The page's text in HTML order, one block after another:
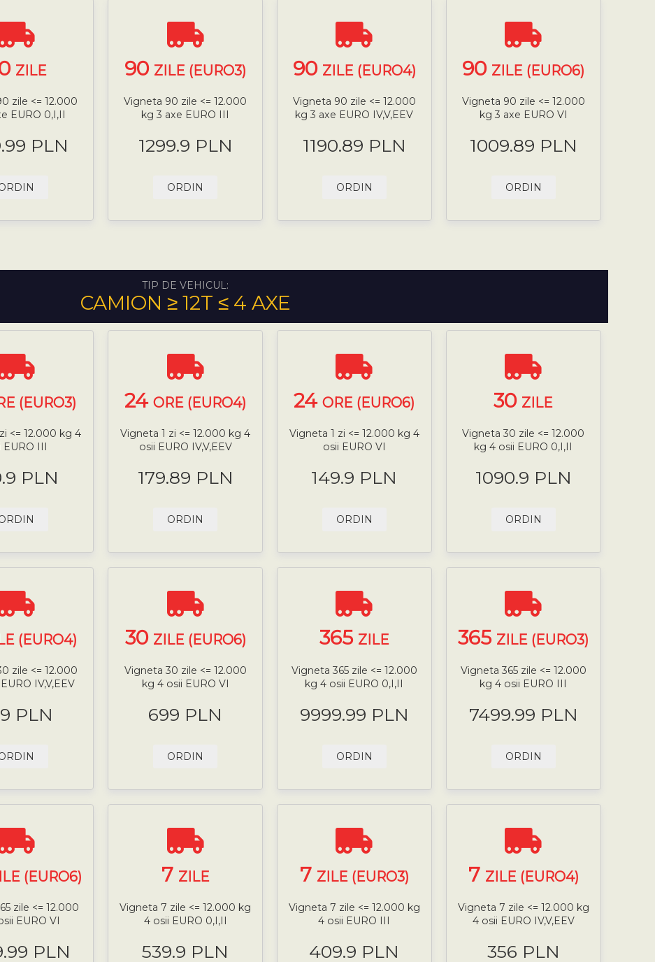
ZILE
zile <= 12.000
EURO 0,I,II
PLN
90 ZILE (EURO3)
Vigneta 90 zile <= 12.000
kg 3 axe EURO III
1299.9 PLN
ORDIN
90 ZILE (EURO4)
Vigneta 90 zile <= 12.000
kg 3 axe EURO IV,V,EEV
1190.89 PLN
ORDIN
90 ZILE (EURO6)
Vigneta 90 zile <= 12.000
kg 3 axe EURO VI
1009.89 PLN
ORDIN
TIP DE VEHICUL:
CAMION ≥ 12T ≤ 4 AXE
(EURO3)
<= 12.000 kg 4
EURO III
PLN
24 ORE (EURO4)
Vigneta 1 zi <= 12.000 kg 4
osii EURO IV,V,EEV
179.89 PLN
ORDIN
24ORE (EURO6)
Vigneta 1 zi <= 12.000 kg 4
osii EURO VI
149.9 PLN
ORDIN
30 ZILE
Vigneta 30 zile <= 12.000
kg 4 osii EURO 0,I,II
1090.9 PLN
ORDIN
(EURO4)
zile <= 12.000
IV,V,EEV
PLN
30 ZILE (EURO6)
Vigneta 30 zile <= 12.000
kg 4 osii EURO VI
699 PLN
ORDIN
365 ZILE
Vigneta 365 zile <= 12.000
kg 4 osii EURO 0,I,II
9999.99 PLN
ORDIN
365 ZILE (EURO3)
Vigneta 365 zile <= 12.000
kg 4 osii EURO III
7499.99 PLN
ORDIN
(EURO6)
zile <= 12.000
EURO VI
PLN
7 ZILE
Vigneta 7 zile <= 12.000 kg
4 osii EURO 0,I,II
539.9 PLN
7 ZILE (EURO3)
Vigneta 7 zile <= 12.000 kg
4 osii EURO III
409.9 PLN
7 ZILE (EURO4)
Vigneta 7 zile <= 12.000 kg
4 osii EURO IV,V,EEV
356 PLN